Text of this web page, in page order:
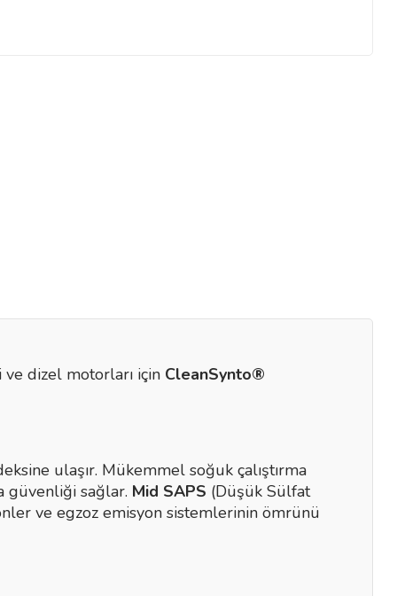
dizel motorları için CleanSynto®
ulaşır. Mükemmel soğuk çalıştırma
güvenliği sağlar. Mid SAPS (Düşük Sülfat
ve egzoz emisyon sistemlerinin ömrünü